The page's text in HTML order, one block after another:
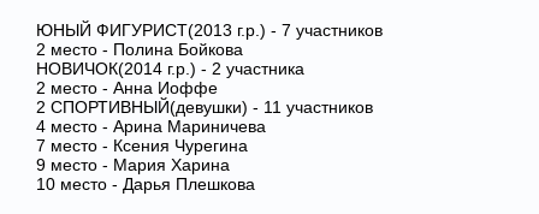
ЮНЫЙ ФИГУРИСТ(2013 г.р.) - 7 участников
2 место - Полина Бойкова
НОВИЧОК(2014 г.р.) - 2 участника
2 место - Анна Иоффе
2 СПОРТИВНЫЙ(девушки) - 11 участников
4 место - Арина Мариничева
7 место - Ксения Чурегина
9 место - Мария Харина
10 место - Дарья Плешкова